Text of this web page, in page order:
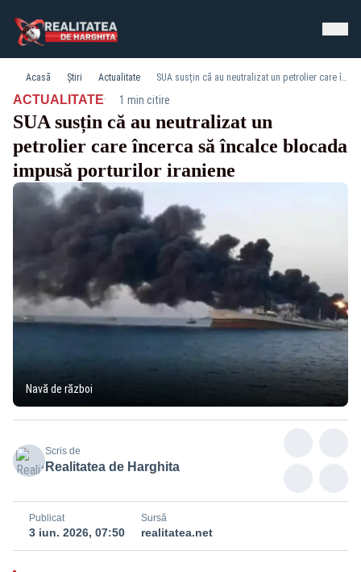
Acasă Știri Actualitate SUA susțin că au neutralizat un petrolier care încerca să încalce blocada impusă porturilor iraniene
ACTUALITATE· 1 min citire
SUA susțin că au neutralizat un
petrolier care încerca să încalce blocada
impusă porturilor iraniene
Navă de război
Scris de
Realitatea de Harghita
Publicat
3 iun. 2026, 07:50
Sursă
realitatea.net